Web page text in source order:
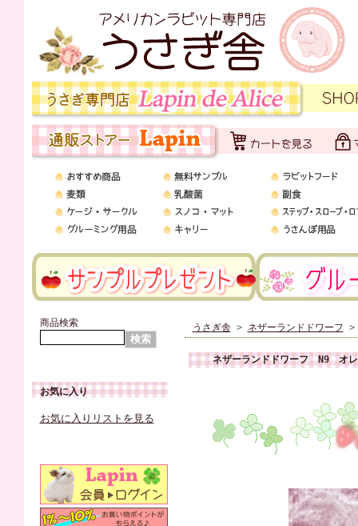
商品検索
お気に入り
お気に入りリストを見る
うさぎ舎> ネザーランドドワーフ
ネザーランドドワーフ N9 オ